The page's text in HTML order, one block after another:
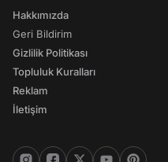
Hakkımızda
Geri Bildirim
Gizlilik Politikası
Topluluk Kuralları
Reklam
İletişim